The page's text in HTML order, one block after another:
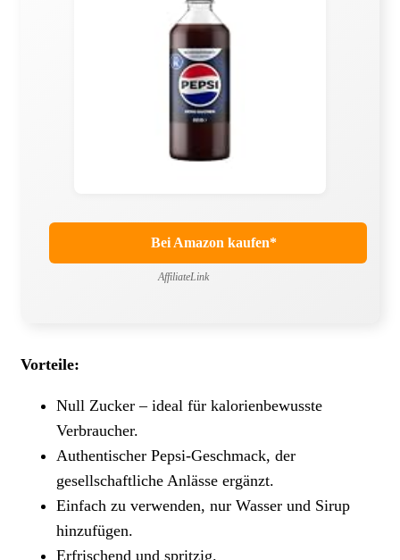
Bei Amazon kaufen*
AffiliateLink
Vorteile:
Null Zucker – ideal für kalorienbewusste
Verbraucher.
Authentischer Pepsi-Geschmack, der
gesellschaftliche Anlässe ergänzt.
Einfach zu verwenden, nur Wasser und Sirup
hinzufügen.
Erfrischend und spritzig.